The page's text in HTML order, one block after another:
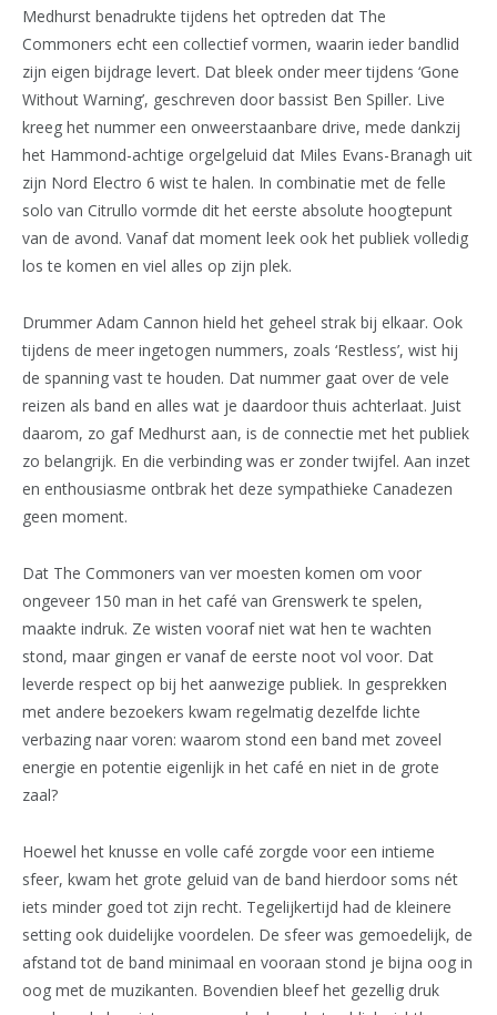
Medhurst benadrukte tijdens het optreden dat The
Commoners echt een collectief vormen, waarin ieder bandlid
zijn eigen bijdrage levert. Dat bleek onder meer tijdens ‘Gone
Without Warning’, geschreven door bassist Ben Spiller. Live
kreeg het nummer een onweerstaanbare drive, mede dankzij
het Hammond-achtige orgelgeluid dat Miles Evans-Branagh uit
zijn Nord Electro 6 wist te halen. In combinatie met de felle
solo van Citrullo vormde dit het eerste absolute hoogtepunt
van de avond. Vanaf dat moment leek ook het publiek volledig
los te komen en viel alles op zijn plek.
Drummer Adam Cannon hield het geheel strak bij elkaar. Ook
tijdens de meer ingetogen nummers, zoals ‘Restless’, wist hij
de spanning vast te houden. Dat nummer gaat over de vele
reizen als band en alles wat je daardoor thuis achterlaat. Juist
daarom, zo gaf Medhurst aan, is de connectie met het publiek
zo belangrijk. En die verbinding was er zonder twijfel. Aan inzet
en enthousiasme ontbrak het deze sympathieke Canadezen
geen moment.
Dat The Commoners van ver moesten komen om voor
ongeveer 150 man in het café van Grenswerk te spelen,
maakte indruk. Ze wisten vooraf niet wat hen te wachten
stond, maar gingen er vanaf de eerste noot vol voor. Dat
leverde respect op bij het aanwezige publiek. In gesprekken
met andere bezoekers kwam regelmatig dezelfde lichte
verbazing naar voren: waarom stond een band met zoveel
energie en potentie eigenlijk in het café en niet in de grote
zaal?
Hoewel het knusse en volle café zorgde voor een intieme
sfeer, kwam het grote geluid van de band hierdoor soms nét
iets minder goed tot zijn recht. Tegelijkertijd had de kleinere
setting ook duidelijke voordelen. De sfeer was gemoedelijk, de
afstand tot de band minimaal en vooraan stond je bijna oog in
oog met de muzikanten. Bovendien bleef het gezellig druk